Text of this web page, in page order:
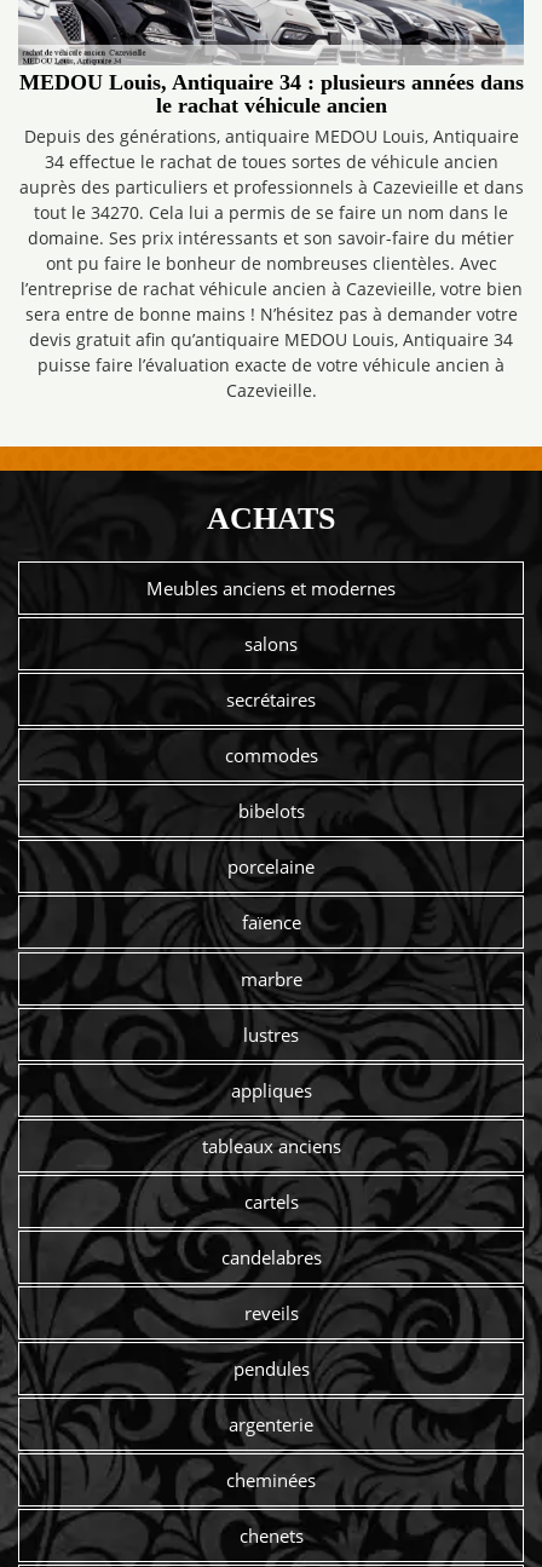
MEDOU Louis, Antiquaire 34 : plusieurs années dans
le rachat véhicule ancien
Depuis des générations, antiquaire MEDOU Louis, Antiquaire
34 effectue le rachat de toues sortes de véhicule ancien
auprès des particuliers et professionnels à Cazevieille et dans
tout le 34270. Cela lui a permis de se faire un nom dans le
domaine. Ses prix intéressants et son savoir-faire du métier
ont pu faire le bonheur de nombreuses clientèles. Avec
l’entreprise de rachat véhicule ancien à Cazevieille, votre bien
sera entre de bonne mains ! N’hésitez pas à demander votre
devis gratuit afin qu’antiquaire MEDOU Louis, Antiquaire 34
puisse faire l’évaluation exacte de votre véhicule ancien à
Cazevieille.
ACHATS
Meubles anciens et modernes
salons
secrétaires
commodes
bibelots
porcelaine
faïence
marbre
lustres
appliques
tableaux anciens
cartels
candelabres
reveils
pendules
argenterie
cheminées
chenets